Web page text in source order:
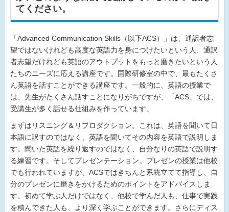
てください。
「Advanced Communication Skills（以下ACS）」は、通訳者志
望ではないけれども高度な英語力を身につけたいという人、通訳
者志望だけれども英語のアウトプットをもっと磨きたいという人
たちのニーズに応える講座です。国際研修室の中で、最もたくさ
ん英語を話すことができる講座です。一般的に、英語の授業で
は、先生がたくさん話すことになりがちですが、「ACS」では、
受講生が多く話せる仕組みを作っています。
まずはリスニング＆リプロダクション。これは、英語を聞いて日
本語に訳すのではなく、英語を聞いてその内容を英語で説明しま
す。聞いた英語を繰り返すのではなく、自分なりの英語で説明す
る練習です。そしてプレゼンテーション。プレゼンの授業は他校
でも行われていますが、ACSではきちんと系統立てて指導し、自
分のプレゼンに磨きをかけるためのポイントをアドバイスしま
す。初めて学ぶ人だけではなく、他校で学んだ人も、仕事で実践
を積んできた人も、より深く学ぶことができます。さらにディス